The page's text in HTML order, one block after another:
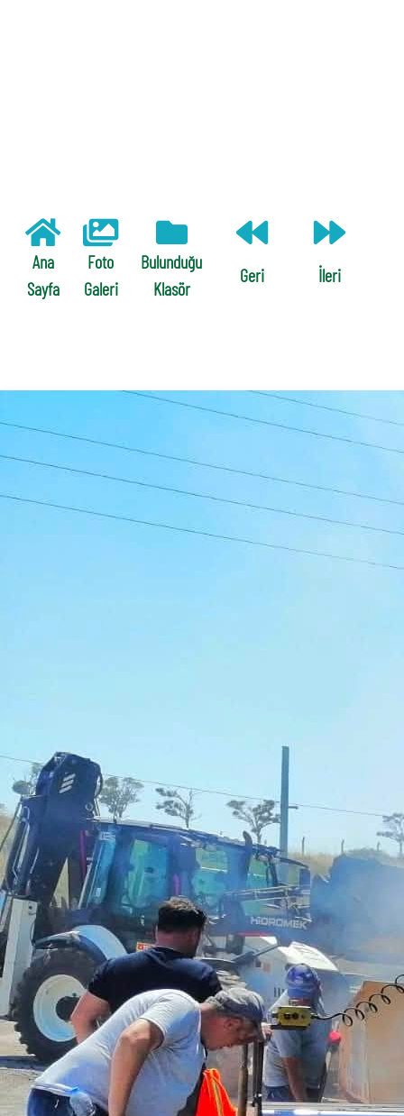
Ana
Sayfa
Foto
Galeri
Bulunduğu
Klasör
Geri İleri